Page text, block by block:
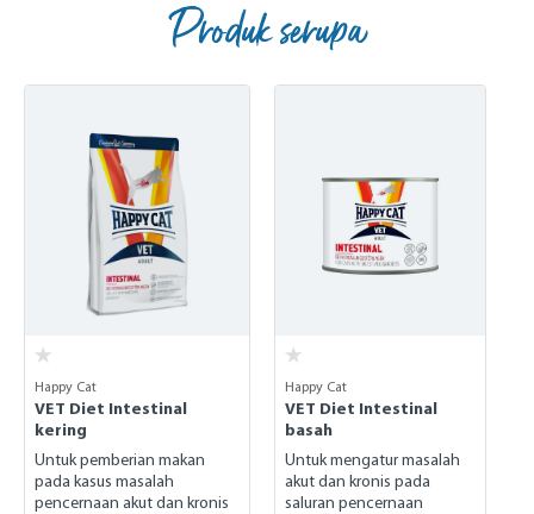
Produk serupa
Happy Cat
VET Diet Intestinal
kering
Untuk pemberian makan
pada kasus masalah
pencernaan akut dan kronis
Happy Cat
VET Diet Intestinal
basah
Untuk mengatur masalah
akut dan kronis pada
saluran pencernaan